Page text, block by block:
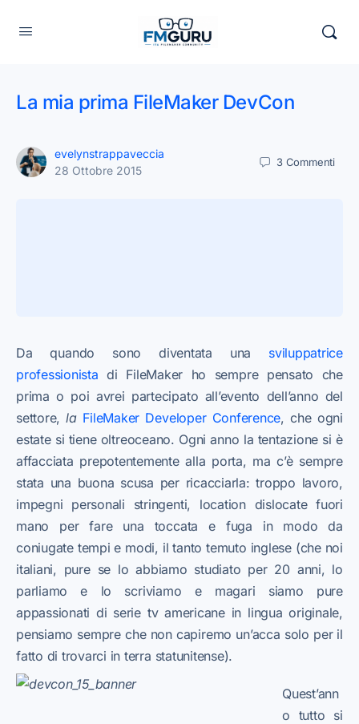
La mia prima FileMaker DevCon
evelynstrappaveccia
28 Ottobre 2015
3 Commenti
Da quando sono diventata una sviluppatrice
professionista di FileMaker ho sempre pensato che
prima o poi avrei partecipato all’evento dell’anno del
settore,la FileMaker Developer Conference, che ogni
estate si tiene oltreoceano. Ogni anno la tentazione si è
affacciata prepotentemente alla porta, ma c’è sempre
stata una buona scusa per ricacciarla: troppo lavoro,
impegni personali stringenti, location dislocate fuori
mano per fare una toccata e fuga in modo da
coniugate tempi e modi, il tanto temuto inglese (che noi
italiani, pure se lo abbiamo studiato per 20 anni, lo
parliamo e lo scriviamo e magari siamo pure
appassionati di serie tv americane in lingua originale,
pensiamo sempre che non capiremo un’acca solo per il
fatto di trovarci in terra statunitense).
Quest’ann
o tutto si